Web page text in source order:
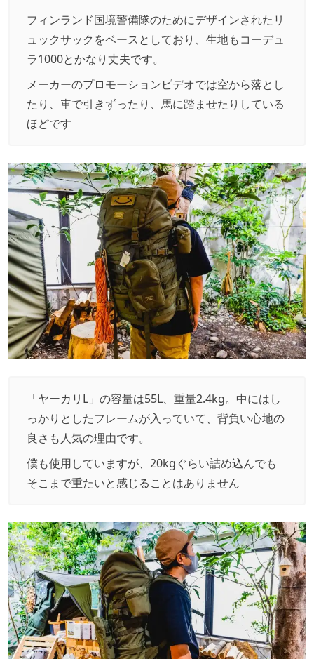
フィンランド国境警備隊のためにデザインされたリ
ュックサックをベースとしており、生地もコーデュ
ラ1000とかなり丈夫です。
メーカーのプロモーションビデオでは空から落とし
たり、車で引きずったり、馬に踏ませたりしている
ほどです
「ヤーカリL」の容量は55L、重量2.4kg。中にはし
っかりとしたフレームが入っていて、背負い心地の
良さも人気の理由です。
僕も使用していますが、20kgぐらい詰め込んでも
そこまで重たいと感じることはありません